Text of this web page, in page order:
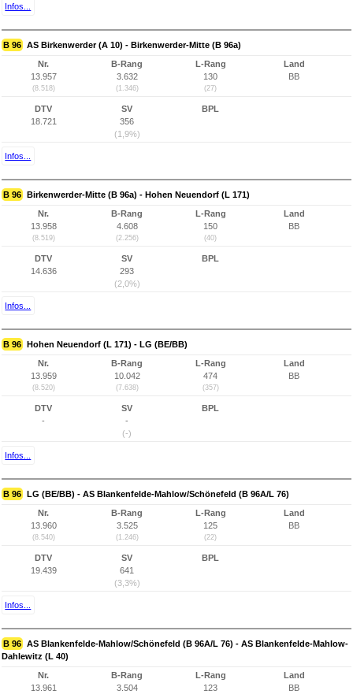
Infos...
B 96 AS Birkenwerder (A 10) - Birkenwerder-Mitte (B 96a)
Nr.
13.957
(8.518)
B-Rang
3.632
(1.346)
L-Rang
130
(27)
Land
BB
DTV
18.721
SV
356
(1,9%)
BPL
Infos...
B 96 Birkenwerder-Mitte (B 96a) - Hohen Neuendorf (L 171)
Nr.
13.958
(8.519)
B-Rang
4.608
(2.256)
L-Rang
150
(40)
Land
BB
DTV
14.636
SV
293
(2,0%)
BPL
Infos...
B 96 Hohen Neuendorf (L 171) - LG (BE/BB)
Nr.
13.959
(8.520)
B-Rang
10.042
(7.638)
L-Rang
474
(357)
Land
BB
DTV
-
SV
-
(-)
BPL
Infos...
B 96 LG (BE/BB) - AS Blankenfelde-Mahlow/Schönefeld (B 96A/L 76)
Nr.
13.960
(8.540)
B-Rang
3.525
(1.246)
L-Rang
125
(22)
Land
BB
DTV
19.439
SV
641
(3,3%)
BPL
Infos...
B 96 AS Blankenfelde-Mahlow/Schönefeld (B 96A/L 76) - AS Blankenfelde-Mahlow-
Dahlewitz (L 40)
Nr.
13.961
B-Rang
3.504
L-Rang
123
Land
BB